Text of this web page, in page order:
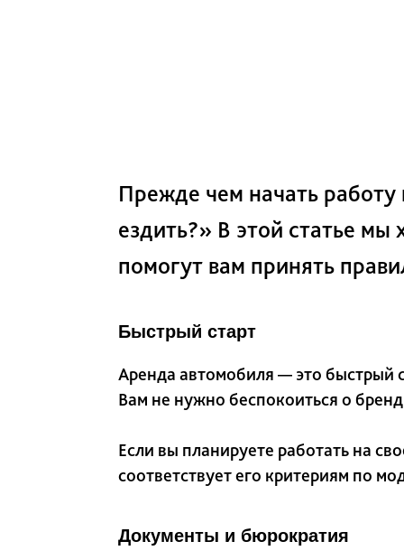
Прежде чем начать
ездить?» В этой статье
помогут вам принять
Быстрый старт
Аренда автомобиля — это быстрый
Вам не нужно беспокоиться о
Если вы планируете работать на
соответствует его критериям по
Документы и бюрократия